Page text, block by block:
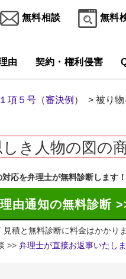
無料相談 無料
由 契約・権利侵害
項５号 （審決例 ） > 被り
き人物の図の
応を弁理士が無料診断します
由通知の無料診断
見積と無料診断に料金はかかり
>>弁理士が直接お返事いたし